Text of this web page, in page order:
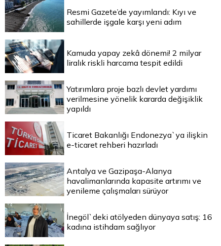
Resmi Gazete’de yayımlandı: Kıyı ve
sahillerde işgale karşı yeni adım
Kamuda yapay zekâ dönemi! 2 milyar
liralık riskli harcama tespit edildi
Yatırımlara proje bazlı devlet yardımı
verilmesine yönelik kararda değişiklik
yapıldı
Ticaret Bakanlığı Endonezya`ya ilişkin
e-ticaret rehberi hazırladı
Antalya ve Gazipaşa-Alanya
havalimanlarında kapasite artırımı ve
yenileme çalışmaları sürüyor
İnegöl`deki atölyeden dünyaya satış: 16
kadına istihdam sağlıyor